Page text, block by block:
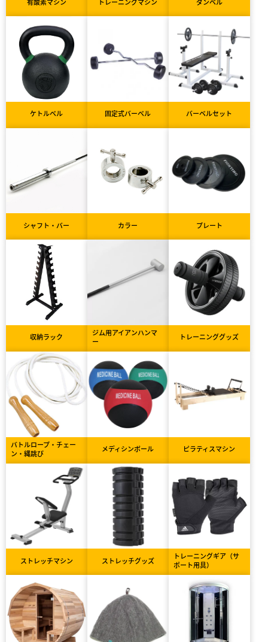
ケトルベル 固定式バーベル バーベルセット
シャフト・バー カラー プレート
収納ラック
ジム用アイアンハンマ
ー
トレーニンググッズ
バトルロープ・チェー
ン・縄跳び
メディシンボール ピラティスマシン
ストレッチマシン ストレッチグッズ
トレーニングギア（サ
ポート用具）